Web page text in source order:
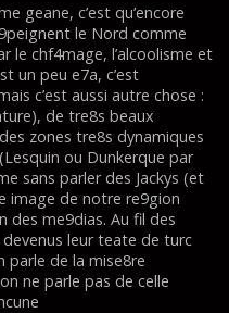
geane, c’est qu’encore
le Nord comme
le chf4mage, l’alcoolisme et
un peu e7a, c’est
c’est aussi autre chose :
de tre8s beaux
zones tre8s dynamiques
ou Dunkerque par
sans parler des Jackys (et
image de notre re9gion
des me9dias. Au fil des
leur teate de turc
parle de la mise8re
ne parle pas de celle